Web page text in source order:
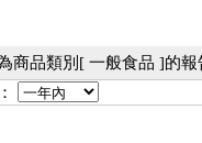
商品類別[ 一般食品 ]的